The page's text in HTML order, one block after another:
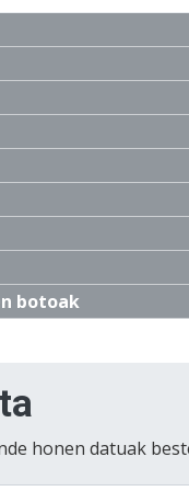
botoak
honen datuak